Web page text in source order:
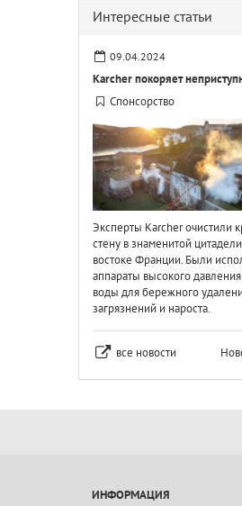
Интересные статьи
09.04.2024
Karcher покоряет
Спонсорство
Эксперты Karcher очистили
стену в знаменитой
востоке Франции. Были
аппараты высокого
воды для бережного
загрязнений и нароста.
все новости
ИНФОРМАЦИЯ